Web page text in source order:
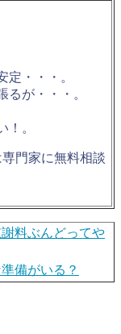
定・・・。
るが・・・。
！。
門家に無料相談
料ぶんどってや
備がいる？